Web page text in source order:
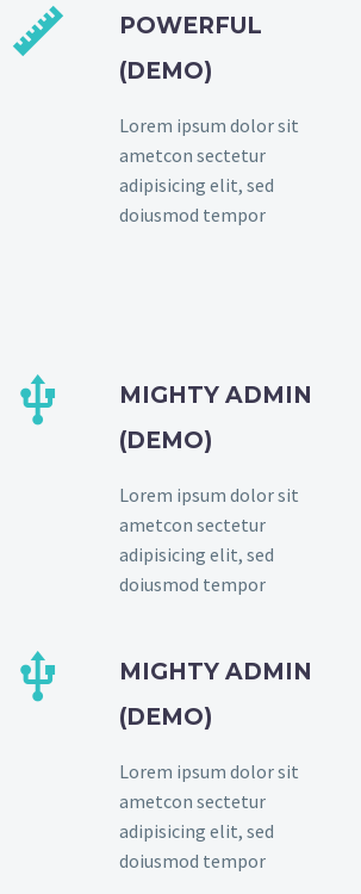


POWERFUL
(DEMO)
Lorem ipsum dolor sit
ametcon sectetur
adipisicing elit, sed
doiusmod tempor


MIGHTY ADMIN
(DEMO)
Lorem ipsum dolor sit
ametcon sectetur
adipisicing elit, sed
doiusmod tempor


MIGHTY ADMIN
(DEMO)
Lorem ipsum dolor sit
ametcon sectetur
adipisicing elit, sed
doiusmod tempor